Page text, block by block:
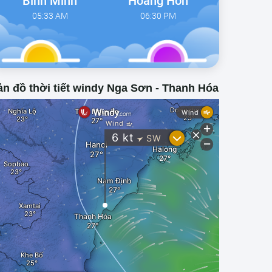
05:33 AM 06:30 PM
đồ thời tiết windy Nga Sơn - Thanh Hóa